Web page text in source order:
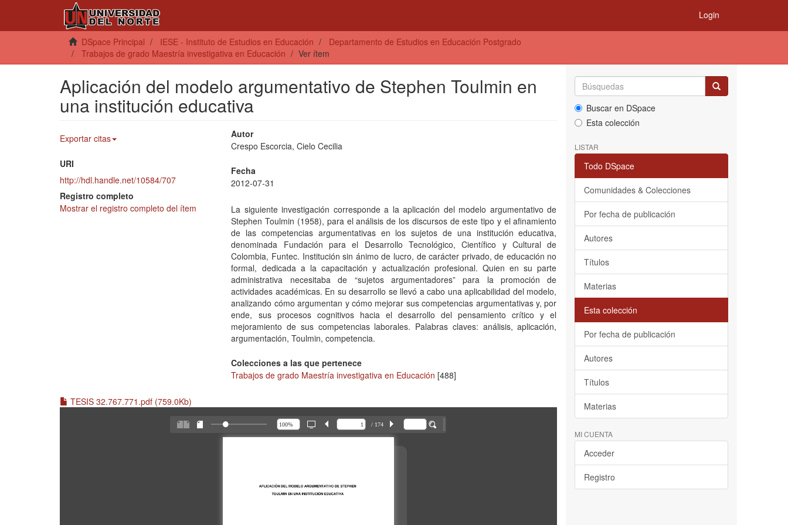
Login
DSpace Principal IESE - Instituto de Estudios en Educación
Departamento de Estudios en Educación Postgrado
Trabajos de grado Maestría investigativa en Educación
Ver ítem
Aplicación del modelo argumentativo de Stephen Toulmin en
una institución educativa
Exportar citas
URI
http://hdl.handle.net/10584/707
Registro completo
Mostrar el registro completo del ítem
Autor
Crespo Escorcia, Cielo Cecilia
Fecha
2012-07-31
La siguiente investigación corresponde a la aplicación del modelo argumentativo de
Stephen Toulmin (1958), para el análisis de los discursos de este tipo y el afinamiento
de las competencias argumentativas en los sujetos de una institución educativa,
denominada Fundación para el Desarrollo Tecnológico, Científico y Cultural de
Colombia, Funtec. Institución sin ánimo de lucro, de carácter privado, de educación no
formal, dedicada a la capacitación y actualización profesional. Quien en su parte
administrativa necesitaba de “sujetos argumentadores” para la promoción de
actividades académicas. En su desarrollo se llevó a cabo una aplicabilidad del modelo,
analizando cómo argumentan y cómo mejorar sus competencias argumentativas y, por
ende, sus procesos cognitivos hacia el desarrollo del pensamiento crítico y el
mejoramiento de sus competencias laborales. Palabras claves: análisis, aplicación,
argumentación, Toulmin, competencia.
Colecciones a las que pertenece
Trabajos de grado Maestría investigativa en Educación [488]
TESIS 32.767.771.pdf (759.0Kb)
/ 174
Buscar en DSpace
Esta colección
LISTAR
Todo DSpace
Comunidades & Colecciones
Por fecha de publicación
Autores
Títulos
Materias
Esta colección
Por fecha de publicación
Autores
Títulos
Materias
MI CUENTA
Acceder
Registro